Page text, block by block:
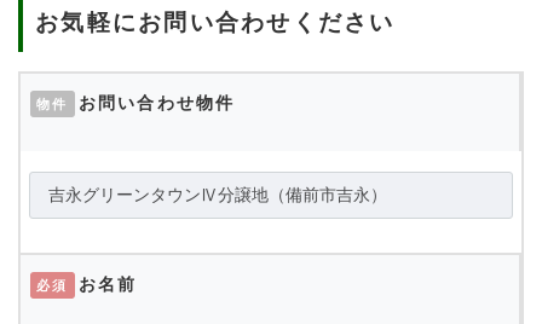
お気軽にお問い合わせください
物件 お問い合わせ物件
必須 お名前